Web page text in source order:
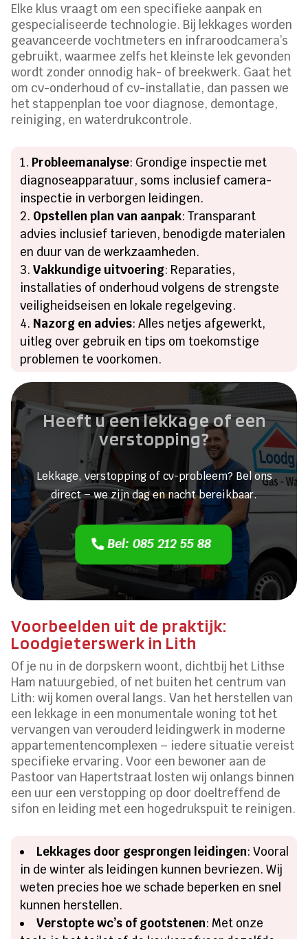
Elke klus vraagt om een specifieke aanpak en
gespecialiseerde technologie. Bij lekkages worden
geavanceerde vochtmeters en infraroodcamera’s
gebruikt, waarmee zelfs het kleinste lek gevonden
wordt zonder onnodig hak- of breekwerk. Gaat het
om cv-onderhoud of cv-installatie, dan passen we
het stappenplan toe voor diagnose, demontage,
reiniging, en waterdrukcontrole.
Probleemanalyse: Grondige inspectie met
diagnoseapparatuur, soms inclusief camera-
inspectie in verborgen leidingen.
Opstellen plan van aanpak: Transparant
advies inclusief tarieven, benodigde materialen
en duur van de werkzaamheden.
Vakkundige uitvoering: Reparaties,
installaties of onderhoud volgens de strengste
veiligheidseisen en lokale regelgeving.
Nazorg en advies: Alles netjes afgewerkt,
uitleg over gebruik en tips om toekomstige
problemen te voorkomen.
Heeft u een lekkage of een
verstopping?
Lekkage, verstopping of cv-probleem? Bel ons
direct – we zijn dag en nacht bereikbaar.
Bel: 085 212 55 88
Voorbeelden uit de praktijk:
Loodgieterswerk in Lith
Of je nu in de dorpskern woont, dichtbij het Lithse
Ham natuurgebied, of net buiten het centrum van
Lith: wij komen overal langs. Van het herstellen van
een lekkage in een monumentale woning tot het
vervangen van verouderd leidingwerk in moderne
appartementencomplexen – iedere situatie vereist
specifieke ervaring. Voor een bewoner aan de
Pastoor van Hapertstraat losten wij onlangs binnen
een uur een verstopping op door doeltreffend de
sifon en leiding met een hogedrukspuit te reinigen.
Lekkages door gesprongen leidingen: Vooral
in de winter als leidingen kunnen bevriezen. Wij
weten precies hoe we schade beperken en snel
kunnen herstellen.
Verstopte wc’s of gootstenen: Met onze